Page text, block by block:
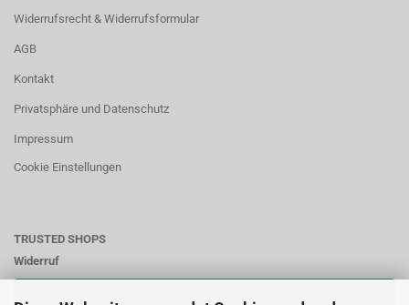
Widerrufsrecht & Widerrufsformular
AGB
Kontakt
Privatsphäre und Datenschutz
Impressum
Cookie Einstellungen
TRUSTED SHOPS
Widerruf